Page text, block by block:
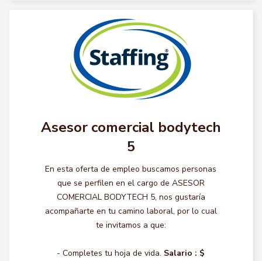
Asesor comercial bodytech
5
En esta oferta de empleo buscamos personas
que se perfilen en el cargo de ASESOR
COMERCIAL BODYTECH 5, nos gustaría
acompañarte en tu camino laboral, por lo cual
te invitamos a que:
- Completes tu hoja de vida. Salario : $